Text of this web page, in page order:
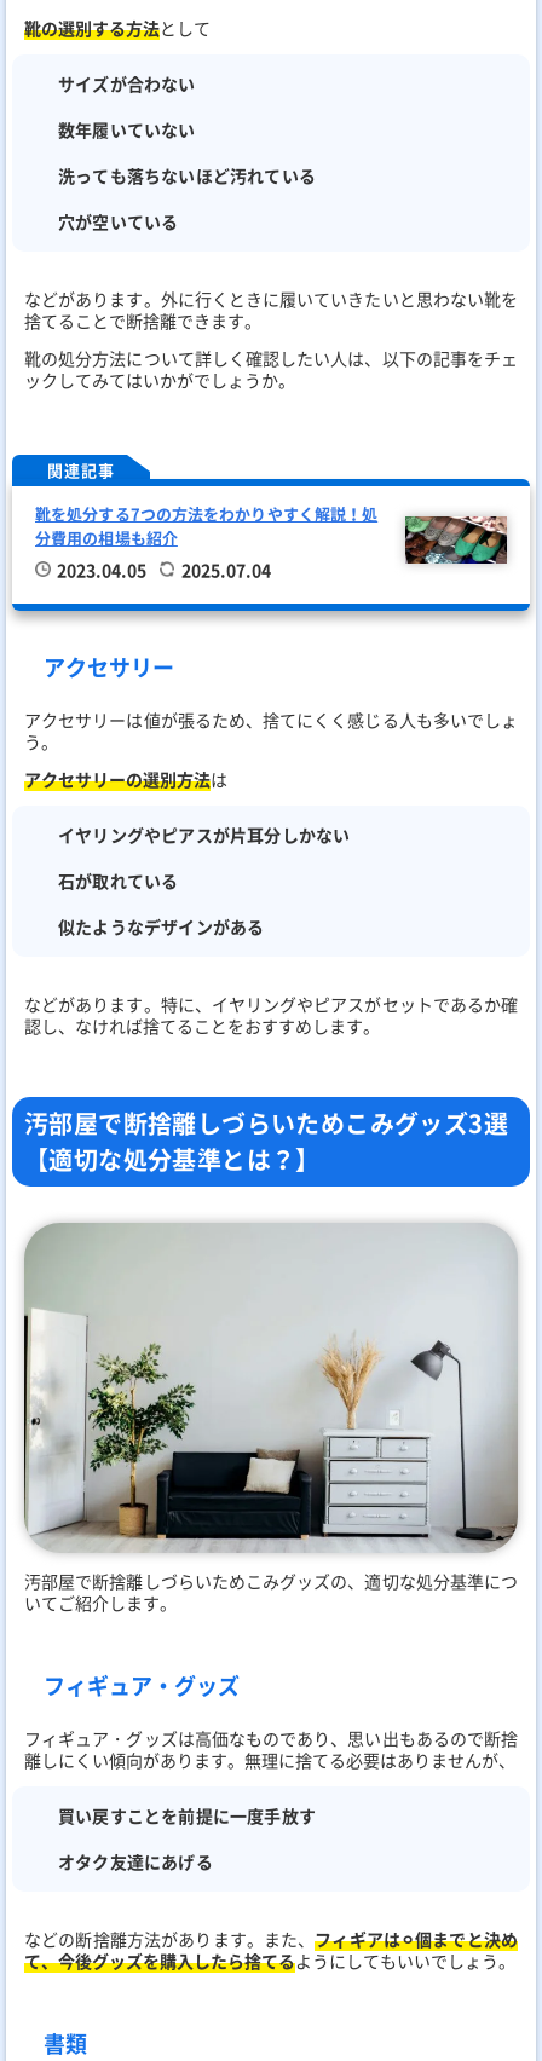
靴の選別する方法として
サイズが合わない
数年履いていない
洗っても落ちないほど汚れている
穴が空いている
などがあります。外に行くときに履いていきたいと思わない靴を
捨てることで断捨離できます。
靴の処分方法について詳しく確認したい人は、以下の記事をチェ
ックしてみてはいかがでしょうか。
関連記事
靴を処分する7つの方法をわかりやすく解説！処
分費用の相場も紹介
2023.04.05 2025.07.04
アクセサリー
アクセサリーは値が張るため、捨てにくく感じる人も多いでしょ
う。
アクセサリーの選別方法は
イヤリングやピアスが片耳分しかない
石が取れている
似たようなデザインがある
などがあります。特に、イヤリングやピアスがセットであるか確
認し、なければ捨てることをおすすめします。
汚部屋で断捨離しづらいためこみグッズ3選
【適切な処分基準とは？】
汚部屋で断捨離しづらいためこみグッズの、適切な処分基準につ
いてご紹介します。
フィギュア・グッズ
フィギュア・グッズは高価なものであり、思い出もあるので断捨
離しにくい傾向があります。無理に捨てる必要はありませんが、
買い戻すことを前提に一度手放す
オタク友達にあげる
などの断捨離方法があります。また、フィギアは⚪︎個までと決め
て、今後グッズを購入したら捨てるようにしてもいいでしょう。
書類